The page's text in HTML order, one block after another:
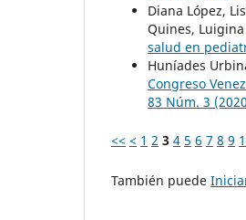
Diana López,
Quines, Luigina
salud en
Huníades
Congreso
83 Núm. 3
<< < 1 2 3 4 5 6 7 8 9
También puede